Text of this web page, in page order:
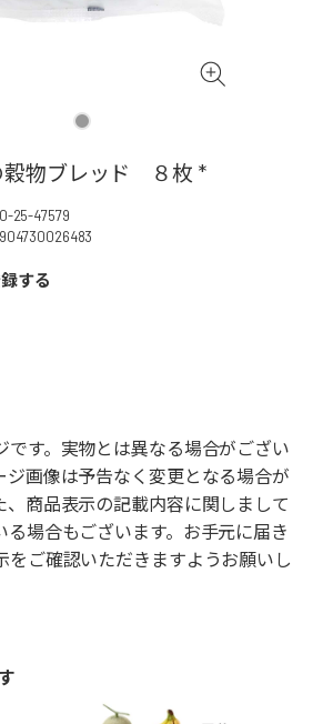
物ブレッド ８枚 *
25-47579
する
す。実物とは異なる場合がござい
画像は予告なく変更となる場合が
、商品表示の記載内容に関しまして
る場合もございます。お手元に届き
をご確認いただきますようお願いし